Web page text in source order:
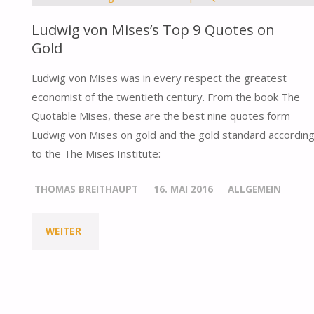
Ludwig von Mises’s Top 9 Quotes on
Gold
Ludwig von Mises was in every respect the greatest
economist of the twentieth century. From the book The
Quotable Mises, these are the best nine quotes form
Ludwig von Mises on gold and the gold standard according
to the The Mises Institute:
THOMAS BREITHAUPT 16. MAI 2016 ALLGEMEIN
WEITER"LUDWIG